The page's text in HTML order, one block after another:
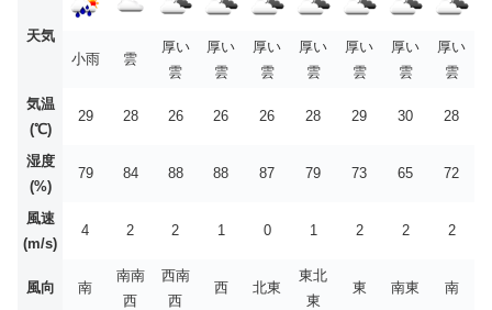
天気
小雨
雲
厚い
雲
厚い
雲
厚い
雲
厚い
雲
厚い
雲
厚い
雲
厚い
雲
気温
(℃)
29 28 26 26 26 28 29 30 28
湿度
(%)
79 84 88 88 87 79 73 65 72
風速
(m/s)
4 2 2 1 0 1 2 2 2
風向 南
南南
西
西南
西
西 北東
東北
東
東 南東 南